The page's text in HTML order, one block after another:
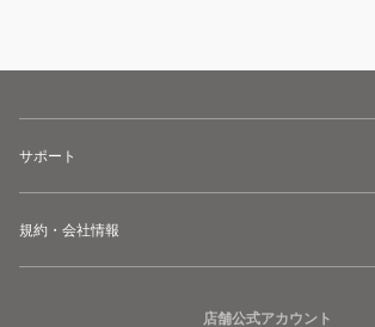
サポート
規約・会社情報
店舗公式アカウント